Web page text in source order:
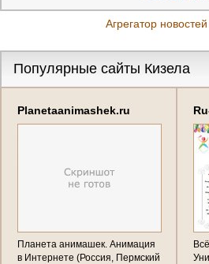
Агрегатор
Популярные сайты Кизела
Planetaanimashek.ru
Планета анимашек. Анимация
в Интернете (Россия, Пермский